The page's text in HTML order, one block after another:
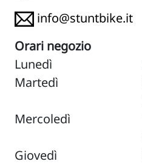
info@stuntbike.it
Orari negozio
Lunedì
Martedì
Mercoledì
Giovedì